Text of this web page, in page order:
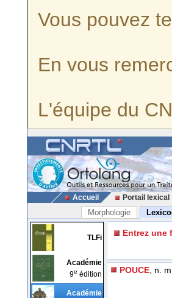
Vous pouvez
En vous
L'équipe du
Accueil Portail lexical
Morphologie
TLFi
Académie
9e édition
Académie
Entrez une
POUCE , n. m.